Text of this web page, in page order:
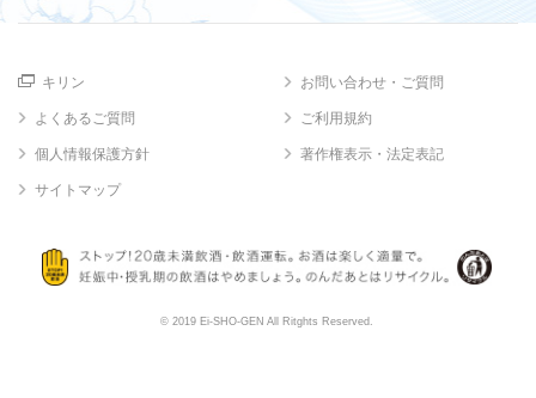
キリン お問い合わせ・ご質問
よくあるご質問 ご利用規約
個人情報保護方針 著作権表示・法定表記
サイトマップ
© 2019 Ei-SHO-GEN All Ritghts Reserved.